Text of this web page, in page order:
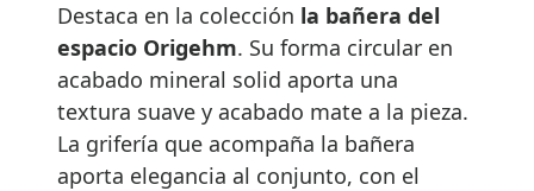
Destaca en la colección la bañera del
espacio Origehm. Su forma circular en
acabado mineral solid aporta una
textura suave y acabado mate a la pieza.
La grifería que acompaña la bañera
aporta elegancia al conjunto, con el